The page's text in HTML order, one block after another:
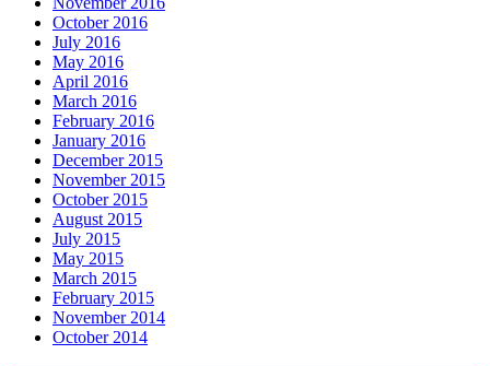
October 2016
July 2016
May 2016
April 2016
March 2016
February 2016
January 2016
December 2015
November 2015
October 2015
August 2015
July 2015
May 2015
March 2015
February 2015
November 2014
October 2014